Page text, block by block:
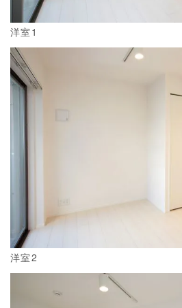
洋室1
洋室2